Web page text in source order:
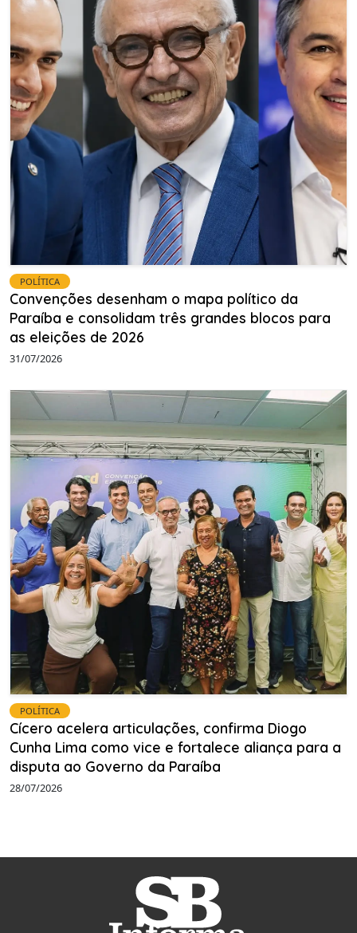
POLÍTICA
Convenções desenham o mapa político da
Paraíba e consolidam três grandes blocos para
as eleições de 2026
31/07/2026
POLÍTICA
Cícero acelera articulações, confirma Diogo
Cunha Lima como vice e fortalece aliança para a
disputa ao Governo da Paraíba
28/07/2026